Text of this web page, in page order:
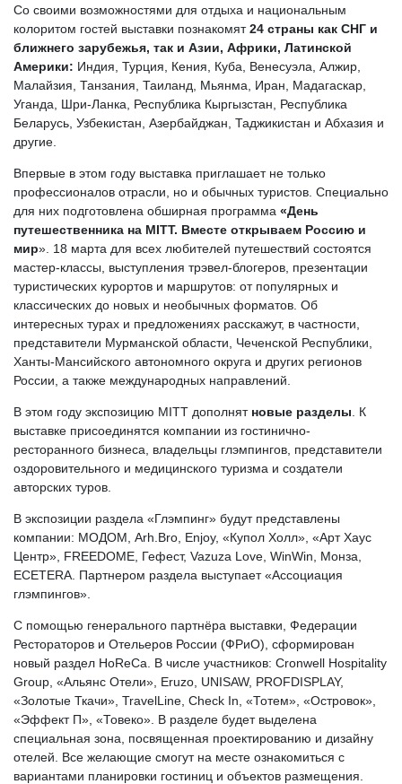
Со своими возможностями для отдыха и национальным
колоритом гостей выставки познакомят24 страны как СНГ и
ближнего зарубежья, так и Азии, Африки, Латинской
Америки: Индия, Турция, Кения, Куба, Венесуэла, Алжир,
Малайзия, Танзания, Таиланд, Мьянма, Иран, Мадагаскар,
Уганда, Шри-Ланка, Республика Кыргызстан, Республика
Беларусь, Узбекистан, Азербайджан, Таджикистан и Абхазия и
другие.
Впервые в этом году выставка приглашает не только
профессионалов отрасли, но и обычных туристов. Специально
для них подготовлена обширная программа «День
путешественника на МITT. Вместе открываем Россию и
мир». 18 марта для всех любителей путешествий состоятся
мастер-классы, выступления трэвел-блогеров, презентации
туристических курортов и маршрутов: от популярных и
классических до новых и необычных форматов. Об
интересных турах и предложениях расскажут, в частности,
представители Мурманской области, Чеченской Республики,
Ханты-Мансийского автономного округа и других регионов
России, а также международных направлений.
В этом году экспозицию MITT дополнят новые разделы . К
выставке присоединятся компании из гостинично-
ресторанного бизнеса, владельцы глэмпингов, представители
оздоровительного и медицинского туризма и создатели
авторских туров.
В экспозиции раздела «Глэмпинг» будут представлены
компании: МОДОМ, Arh.Bro, Enjoy, «Купол Холл», «Арт Хаус
Центр», FREEDOME, Гефест, Vazuza Love, WinWin, Монза,
ECETERA. Партнером раздела выступает «Ассоциация
глэмпингов».
С помощью генерального партнёра выставки, Федерации
Рестораторов и Отельеров России (ФРиО), сформирован
новый раздел HoReCa. В числе участников: Cronwell Hospitality
Group, «Альянс Отели», Eruzo, UNISAW, PROFDISPLAY,
«Золотые Ткачи», TravelLine, Check In, «Тотем», «Островок»,
«Эффект П», «Товеко». В разделе будет выделена
специальная зона, посвященная проектированию и дизайну
отелей. Все желающие смогут на месте ознакомиться с
вариантами планировки гостиниц и объектов размещения.